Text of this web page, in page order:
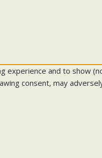
and to show
consent, may